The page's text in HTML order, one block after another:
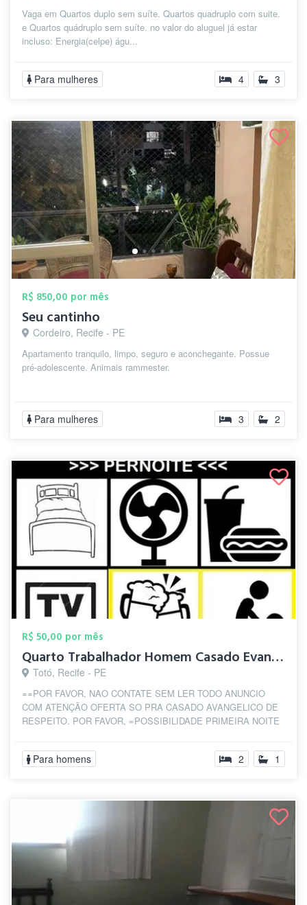
Vaga em Quartos duplo sem suíte. Quartos quadruplo com suite.
e Quartos quádruplo sem suíte. no valor do aluguel já estar
incluso: Energia(celpe) águ...
Para mulheres 4 3
R$ 850,00 por mês
Seu cantinho
Cordeiro, Recife - PE
Apartamento tranquilo, limpo, seguro e aconchegante. Possue
pré-adolescente. Animais rammester.
Para mulheres 3 2
R$ 50,00 por mês
Quarto Trabalhador Homem Casado Evangeli...
Totó, Recife - PE
==POR FAVOR, NAO CONTATE SEM LER TODO ANUNCIO
COM ATENÇÃO OFERTA SO PRA CASADO AVANGELICO DE
RESPEITO. POR FAVOR, =POSSIBILIDADE PRIMEIRA NOITE
Para homens 2 1